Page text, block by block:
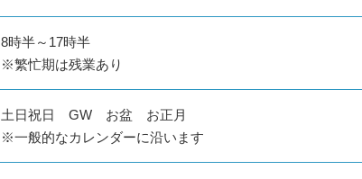
8時半～17時半
※繁忙期は残業あり
土日祝日 GW お盆 お正月
※一般的なカレンダーに沿います